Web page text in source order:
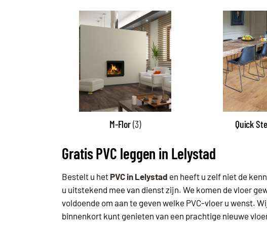
M-Flor(3) Quick
Gratis PVC leggen in Lelystad
Bestelt u het PVC in Lelystad en heeft u zelf niet de
u uitstekend mee van dienst zijn. We komen de vloer
voldoende om aan te geven welke PVC-vloer u wenst.
binnenkort kunt genieten van een prachtige nieuwe